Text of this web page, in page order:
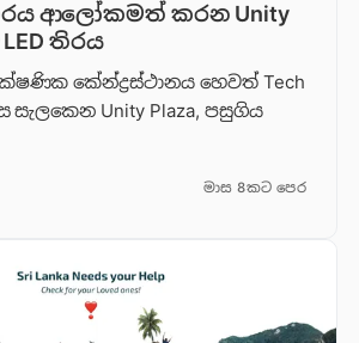
ආලෝකමත් කරන Unity
තිරය
කේන්ද්‍රස්ථානය හෙවත් Tech
සැලකෙන Unity Plaza, පසුගිය
මාස 8කට පෙර